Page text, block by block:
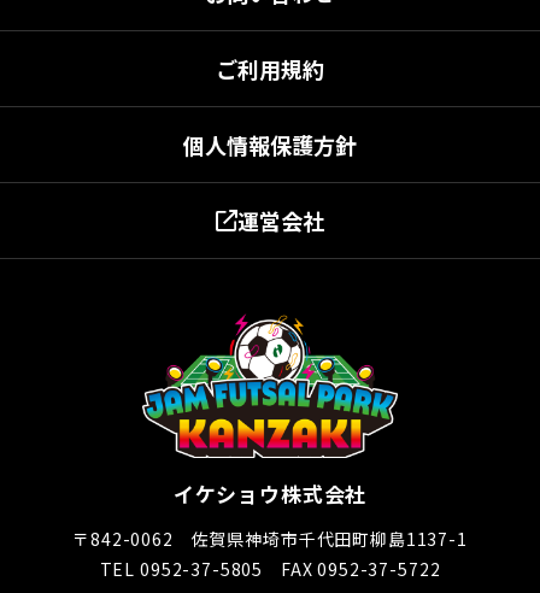
ご利用規約
個人情報保護方針
運営会社
イケショウ株式会社
〒842-0062 佐賀県神埼市千代田町柳島1137-1
TEL 0952-37-5805 FAX 0952-37-5722